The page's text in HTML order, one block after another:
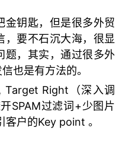
金钥匙，但是很多外贸
，要不石沉大海，很显
题，其实，通过很多外
也是有方法的。
Target Right（深入调
SPAM过滤词+少图片
户的Key point 。